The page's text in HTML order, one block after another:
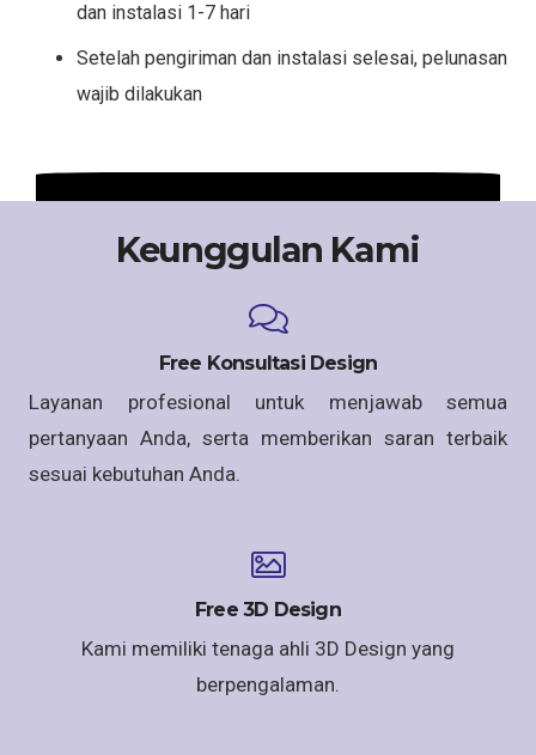
dan instalasi 1-7 hari
Setelah pengiriman dan instalasi selesai, pelunasan
wajib dilakukan
Keunggulan Kami
Free Konsultasi Design
Layanan profesional untuk menjawab semua
pertanyaan Anda, serta memberikan saran terbaik
sesuai kebutuhan Anda.
Free 3D Design
Kami memiliki tenaga ahli 3D Design yang
berpengalaman.